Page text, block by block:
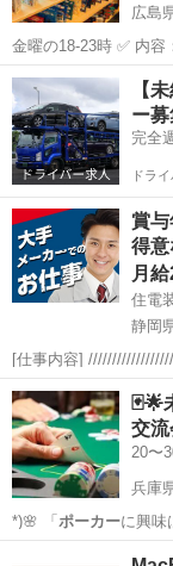
広島
金曜の18-23時 ✅ 内容
曜…
広島 東広島市
【
ー募
完全
ドラ
賞
得
月
住電
静岡
[仕事内容]
つけられるお仕事で
得意な方、大歓迎で
静岡 御殿場市
交
20〜
兵庫
*)🌸 「ポーカーに興味
… 🌸 ♠️ポーカーを始